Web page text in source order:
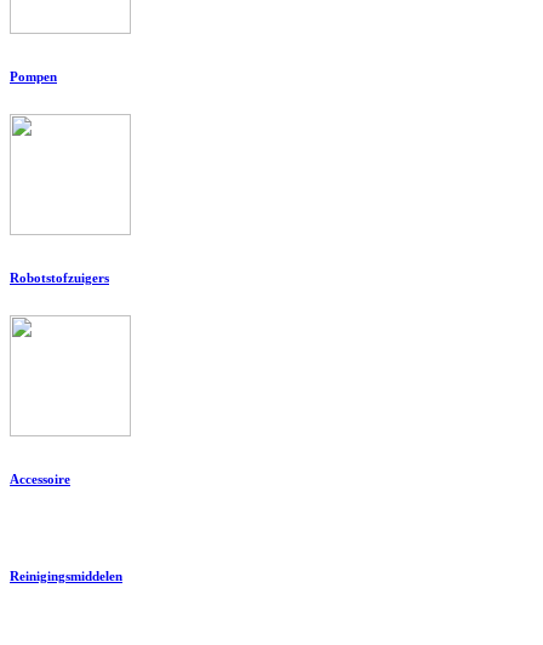
Pompen
Robotstofzuigers
Accessoire
Reinigingsmiddelen